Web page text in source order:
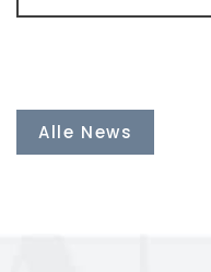
Alle News